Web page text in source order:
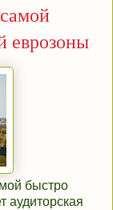
еврозоны
быстро
аудиторская